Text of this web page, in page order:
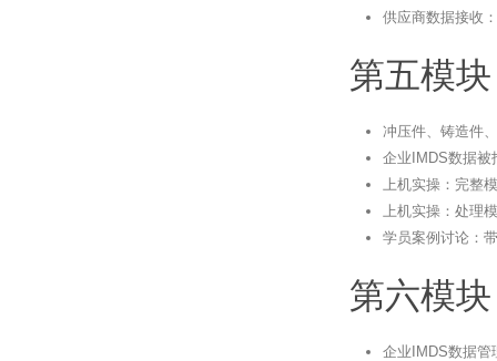
供应商数据接收
第五模
冲压件、铸造件
企业IMDS数据被
上机实操：完整
上机实操：处理
学员案例讨论：
第六模
企业IMDS数据管